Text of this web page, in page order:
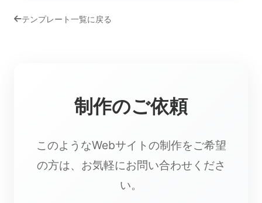
テンプレート一覧に戻る
制作のご依頼
このようなWebサイトの制作をご希望
の方は、お気軽にお問い合わせくださ
い。